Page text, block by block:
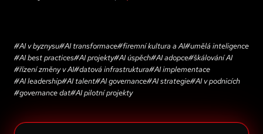
#AI v byznysu#AI transformace#firemní kultura a AI#umělá inteligence
#AI best practices#AI projekty#AI úspěch#AI adopce#škálování AI
#řízení změny v AI#datová infrastruktura#AI implementace
#AI leadership#AI talent#AI governance#AI strategie#AI v podnicích
#governance dat#AI pilotní projekty